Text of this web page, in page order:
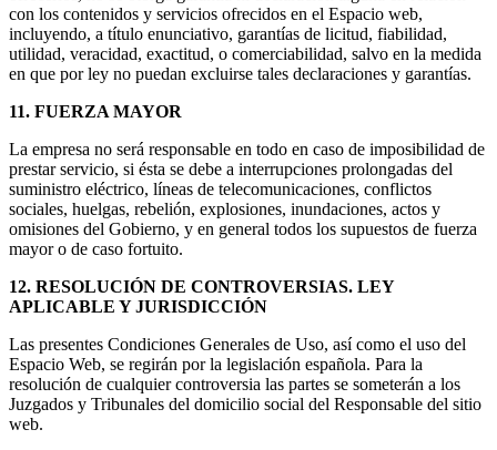
con los contenidos y servicios ofrecidos en el Espacio web,
incluyendo, a título enunciativo, garantías de licitud, fiabilidad,
utilidad, veracidad, exactitud, o comerciabilidad, salvo en la medida
en que por ley no puedan excluirse tales declaraciones y garantías.
11. FUERZA MAYOR
La empresa no será responsable en todo en caso de imposibilidad de
prestar servicio, si ésta se debe a interrupciones prolongadas del
suministro eléctrico, líneas de telecomunicaciones, conflictos
sociales, huelgas, rebelión, explosiones, inundaciones, actos y
omisiones del Gobierno, y en general todos los supuestos de fuerza
mayor o de caso fortuito.
12. RESOLUCIÓN DE CONTROVERSIAS. LEY
APLICABLE Y JURISDICCIÓN
Las presentes Condiciones Generales de Uso, así como el uso del
Espacio Web, se regirán por la legislación española. Para la
resolución de cualquier controversia las partes se someterán a los
Juzgados y Tribunales del domicilio social del Responsable del sitio
web.